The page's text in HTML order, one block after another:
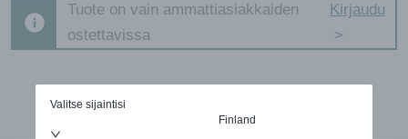
Valitse sijaintisi
Finland
Tuote on vain ammattiasiakkaiden
ostettavissa
Kirjaudu